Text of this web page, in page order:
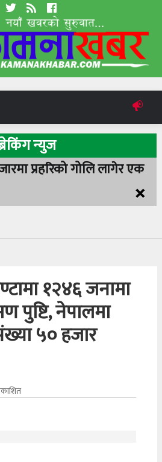
न्युज
प्रहरिको गोलि लागेर एक
×
१२४६ जनामा
पुष्टि, नेपालमा
५० हजार